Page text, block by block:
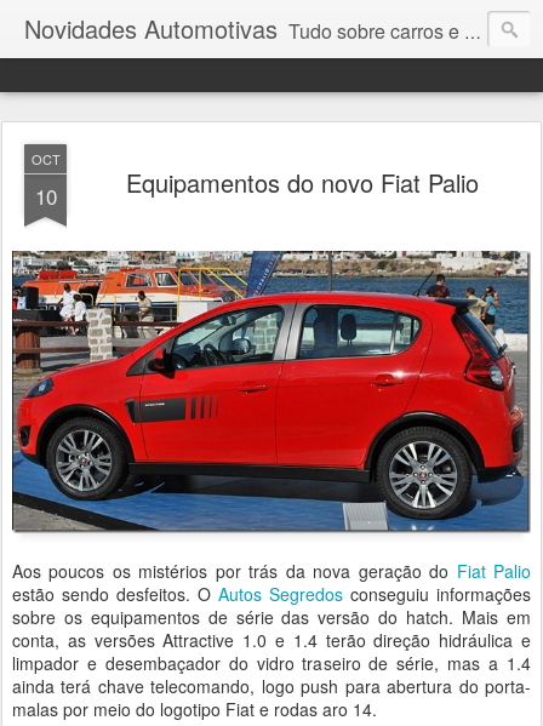
Novidades Automotivas Tudo sobre carros e motores
OCT
10 Equipamentos do novo Fiat Palio
Aos poucos os mistérios por trás da nova geração do Fiat Palio
estão sendo desfeitos. O Autos Segredos conseguiu informações
sobre os equipamentos de série das versão do hatch. Mais em
conta, as versões Attractive 1.0 e 1.4 terão direção hidráulica e
limpador e desembaçador do vidro traseiro de série, mas a 1.4
ainda terá chave telecomando, logo push para abertura do porta-
malas por meio do logotipo Fiat e rodas aro 14.